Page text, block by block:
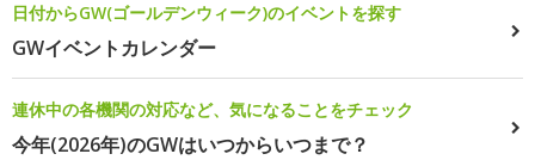
日付からGW(ゴールデンウィーク)のイベントを探す
GWイベントカレンダー
連休中の各機関の対応など、気になることをチェック
今年(2026年)のGWはいつからいつまで？